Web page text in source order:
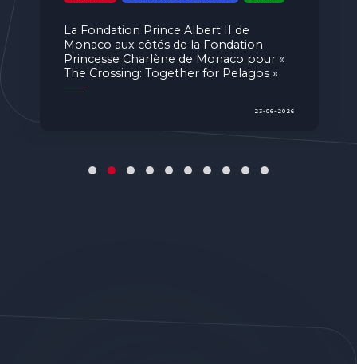
La Fondation Prince Albert II de
Monaco a accueilli le Campus 2026 de
son initiative « Re.Generation Future
08-06-2026